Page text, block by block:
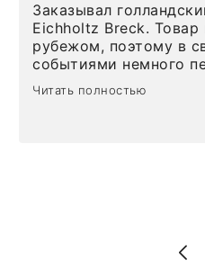
Заказывал
Eichholtz Breck. Товар
рубежом, поэтому в
событиями немного
Но homeadore
определенное в
то качество выше
Читать полностью